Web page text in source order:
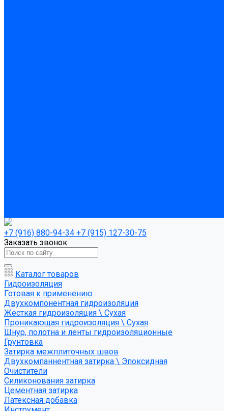
+7 (916) 880-94-34 +7 (915) 127-30-75
Заказать звонок
Каталог товаров
Гидроизоляция
Готовая к применению
Двухкомпонентная гидроизоляция
Жёсткая гидроизоляция \ Сухая
Проникающая гидроизоляция \ Сухая
Шнур, полотна и ленты гидроизоляционные
Грунтовка
Затирка межплиточных швов
Двухкомпаннентная затирка \ Эпоксидная
Очистители
Силиконования затирка
Цементная затирка
Латексная добавка